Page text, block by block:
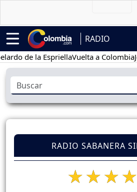
RADIO
de la EspriellaVuelta a ColombiaJorge
RADIO SABANERA